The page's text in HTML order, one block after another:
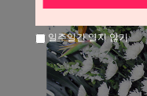
일주일간 열지 않기